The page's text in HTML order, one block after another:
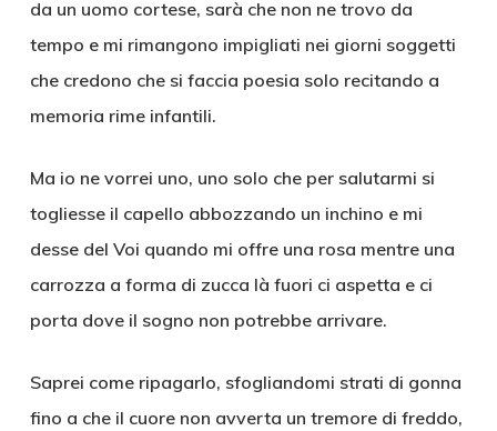
da un uomo cortese, sarà che non ne trovo da
tempo e mi rimangono impigliati nei giorni soggetti
che credono che si faccia poesia solo recitando a
memoria rime infantili.
Ma io ne vorrei uno, uno solo che per salutarmi si
togliesse il capello abbozzando un inchino e mi
desse del Voi quando mi offre una rosa mentre una
carrozza a forma di zucca là fuori ci aspetta e ci
porta dove il sogno non potrebbe arrivare.
Saprei come ripagarlo, sfogliandomi strati di gonna
fino a che il cuore non avverta un tremore di freddo,